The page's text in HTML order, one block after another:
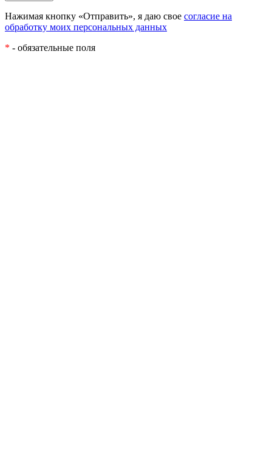
Нажимая кнопку «Отправить», я даю свое согласие на
обработку моих персональных данных
* - обязательные поля